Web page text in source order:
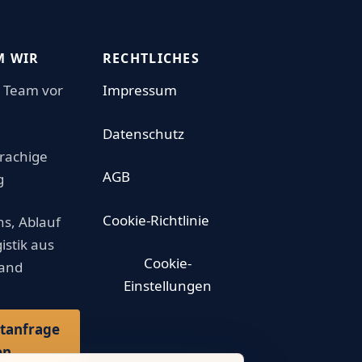
WIR
vor
Ablauf
aus
RECHTLICHES
Impressum
Datenschutz
AGB
Cookie-Richtlinie
Cookie-
Einstellungen